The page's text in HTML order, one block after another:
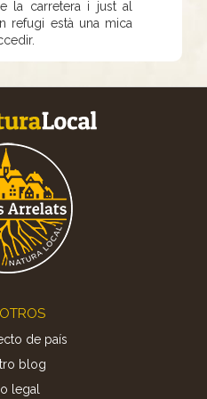
la carretera i just al
refugi està una mica
de país
blog
legal